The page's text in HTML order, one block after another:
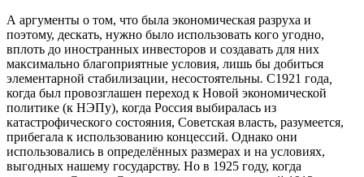
А аргументы о том, что была экономическая разруха и
поэтому, дескать, нужно было использовать кого угодно,
вплоть до иностранных инвесторов и создавать для них
максимально благоприятные условия, лишь бы добиться
элементарной стабилизации, несостоятельны. С1921 года
когда был провозглашен переход к Новой экономической
политике (к НЭПу), когда Россия выбиралась из
катастрофического состояния, Советская власть, разумеется,
прибегала к использованию концессий. Однако они
использовались в определённых размерах и на условиях,
выгодных нашему государству. Но в 1925 году, когда